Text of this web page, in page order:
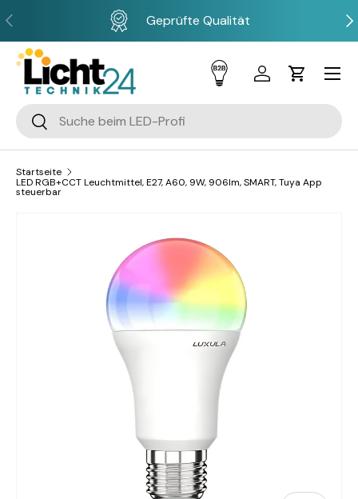
Direkt zum Inhalt
Vorherige Geprüfte Qualität
Suchen
Suchen
Einloggen
Menü
Startseite
LED RGB+CCT Leuchtmittel, E27, A60, 9W, 906lm, SMART, Tuya App
steuerbar